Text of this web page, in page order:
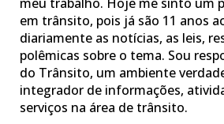
em trânsito, pois já são 11 anos
diariamente as notícias, as leis,
polêmicas sobre o tema. Sou
do Trânsito, um ambiente
integrador de informações,
serviços na área de trânsito.